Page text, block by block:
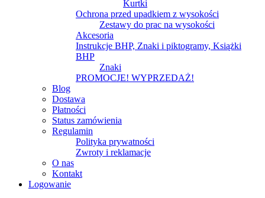
Kurtki
Ochrona przed upadkiem z wysokości
Zestawy do prac na wysokości
Akcesoria
Instrukcje BHP, Znaki i piktogramy, Książki
BHP
Znaki
PROMOCJE! WYPRZEDAŻ!
Blog
Dostawa
Płatności
Status zamówienia
Regulamin
Polityka prywatności
Zwroty i reklamacje
O nas
Kontakt
Logowanie